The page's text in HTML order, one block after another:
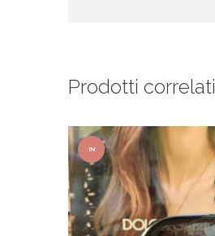
Prodotti correlati
IN
OFFER
TA!